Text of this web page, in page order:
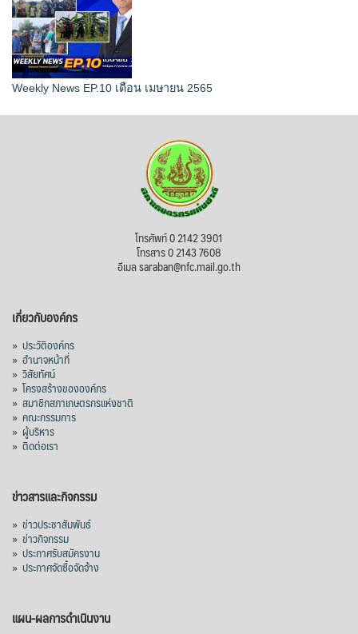
Weekly News EP.10 เดือน เมษายน 2565
โทรศัพท์ 0 2142 3901
โทรสาร 0 2143 7608
อีเมล saraban@nfc.mail.go.th
เกี่ยวกับองค์กร
» ประวัติองค์กร
» อำนาจหน้าที่
» วิสัยทัศน์
» โครงสร้างขององค์กร
» สมาชิกสภาเกษตรกรแห่งชาติ
» คณะกรรมการ
» ผู้บริหาร
» ติดต่อเรา
ข่าวสารและกิจกรรม
» ข่าวประชาสัมพันธ์
» ข่าวกิจกรรม
» ประกาศรับสมัครงาน
» ประกาศจัดซื้อจัดจ้าง
แผน-ผลการดำเนินงาน